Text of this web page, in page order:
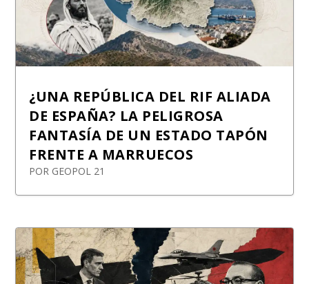
¿UNA REPÚBLICA DEL RIF ALIADA
DE ESPAÑA? LA PELIGROSA
FANTASÍA DE UN ESTADO TAPÓN
FRENTE A MARRUECOS
POR GEOPOL 21